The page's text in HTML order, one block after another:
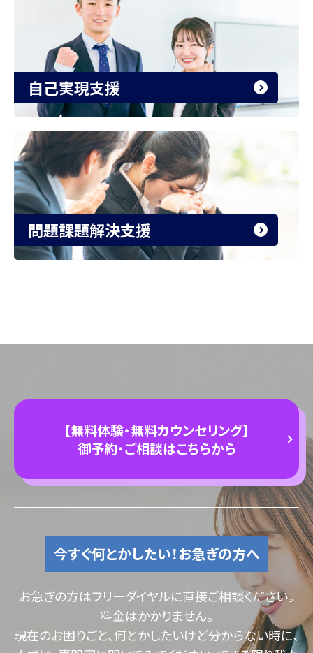
自己実現支援
問題課題解決支援
【無料体験・無料カウンセリング】
御予約・ご相談はこちらから
今すぐ何とかしたい！お急ぎの方へ
お急ぎの方はフリーダイヤルに直接ご相談ください。
料金はかかりません。
現在のお困りごと、何とかしたいけど分からない時に、